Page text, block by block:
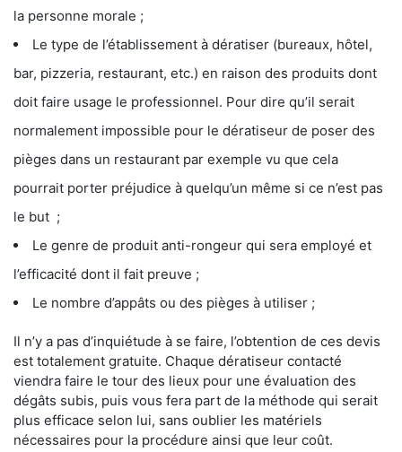
la personne morale ;
Le type de l’établissement à dératiser (bureaux, hôtel,
bar, pizzeria, restaurant, etc.) en raison des produits dont
doit faire usage le professionnel. Pour dire qu’il serait
normalement impossible pour le dératiseur de poser des
pièges dans un restaurant par exemple vu que cela
pourrait porter préjudice à quelqu’un même si ce n’est pas
le but ;
Le genre de produit anti-rongeur qui sera employé et
l’efficacité dont il fait preuve ;
Le nombre d’appâts ou des pièges à utiliser ;
Il n’y a pas d’inquiétude à se faire, l’obtention de ces devis
est totalement gratuite. Chaque dératiseur contacté
viendra faire le tour des lieux pour une évaluation des
dégâts subis, puis vous fera part de la méthode qui serait
plus efficace selon lui, sans oublier les matériels
nécessaires pour la procédure ainsi que leur coût.